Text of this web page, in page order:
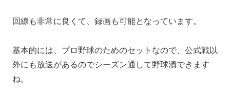
回線も非常に良くて、録画も可能となっています。
基本的には、プロ野球のためのセットなので、公式戦以
外にも放送があるのでシーズン通して野球漬できます
ね。